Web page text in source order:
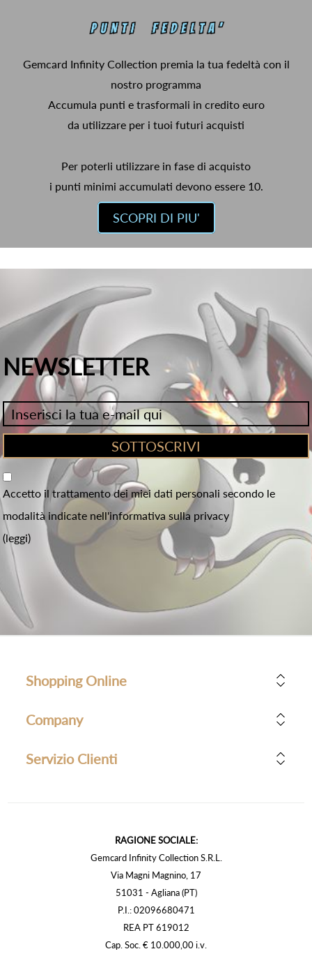
Gemcard Infinity Collection premia la tua fedeltà con il
nostro programma
Accumula punti e trasformali in credito euro
da utilizzare per i tuoi futuri acquisti
Per poterli utilizzare in fase di acquisto
i punti minimi accumulati devono essere 10.
SCOPRI DI PIU'
NEWSLETTER
Accetto il trattamento dei miei dati personali secondo le
modalità indicate nell'informativa sulla privacy
(leggi)
Shopping Online
Company
Servizio Clienti
RAGIONE SOCIALE:
Gemcard Infinity Collection S.R.L.
Via Magni Magnino, 17
51031 - Agliana (PT)
P.I.: 02096680471
REA PT 619012
Cap. Soc. € 10.000,00 i.v.